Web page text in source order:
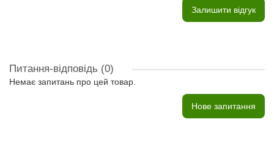
Залишити відгук
Питання-відповідь (0)
Немає запитань про цей товар.
Нове запитання